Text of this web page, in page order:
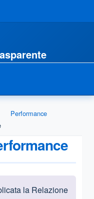
Performance
la Relazione